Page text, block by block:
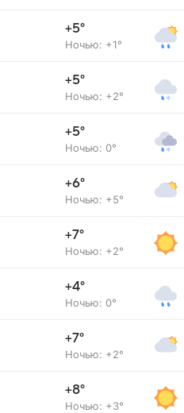
+5°
Ночью: +1°
+5°
Ночью: +2°
+5°
Ночью: 0°
+6°
Ночью: +5°
+7°
Ночью: +2°
+4°
Ночью: 0°
+7°
Ночью: +2°
+8°
Ночью: +3°